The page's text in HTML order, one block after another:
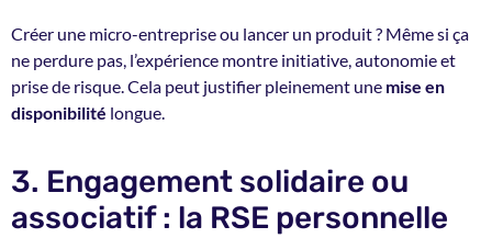
Créer une micro-entreprise ou lancer un produit ? Même si ça
ne perdure pas, l’expérience montre initiative, autonomie et
prise de risque. Cela peut justifier pleinement une mise en
disponibilité longue.
3. Engagement solidaire ou
associatif : la RSE personnelle